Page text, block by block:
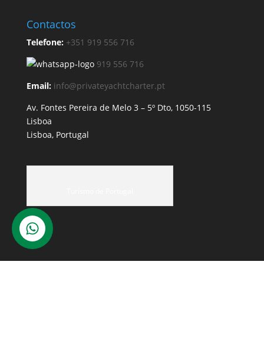
Contactos
Telefone: +351 919 556 716
919 556 716
Email: info@privateyachtcharter.pt
Av. Fontes Pereira de Melo 3 – 5º Dto, 1050-115
Lisboa
Lisboa, Portugal